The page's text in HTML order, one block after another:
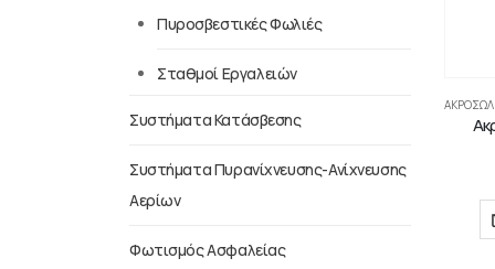
Πυροσβεστικές Φωλιές
Σταθμοί Εργαλειών
Συστήματα Κατάσβεσης
Συστήματα Πυρανίχνευσης-Ανίχνευσης
Αερίων
Φωτισμός Ασφαλείας